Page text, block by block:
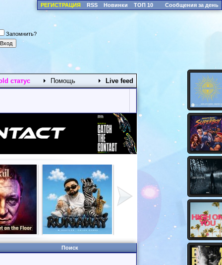
РЕГИСТРАЦИЯ RSS Новинки ТОП 10 Сообщения за день
Запомнить?
статус Помощь Live feed
Поиск